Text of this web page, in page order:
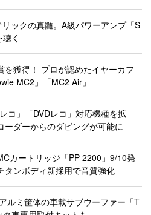
リックの真髄。A級パワーアンプ「S
く
を獲得！ プロが認めたイヤーカフ
MC2」「MC2 Air」
コ」「DVDレコ」対応機種を拡
ーダーからのダビングが可能に
カートリッジ「PP-2200」9/10発
タンボディ新採用で音質強化
ルミ筐体の車載サブウーファー「T